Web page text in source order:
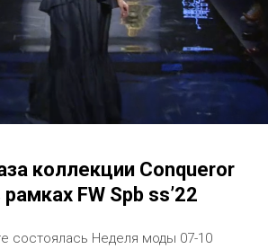
коллекции Conqueror
FW Spb ss’22
состоялась Неделя моды 07-10